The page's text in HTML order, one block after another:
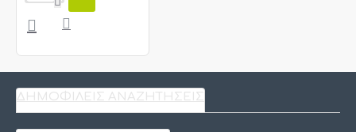
ΔΗΜΟΦΙΛΕΊΣ ΑΝΑΖΗΤΉΣΕΙΣ